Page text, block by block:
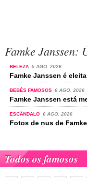
Famke Janssen:
BELEZA 5 AGO. 2026
Famke Janssen é
BEBÉS FAMOSOS 6 AGO. 2026
Famke Janssen está
ESCÂNDALO 6 AGO. 2026
Fotos de nus de
Todos os famosos